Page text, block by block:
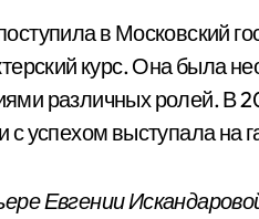
в Московский
курс. Она была
различных ролей. В
успехом выступала на
Евгении